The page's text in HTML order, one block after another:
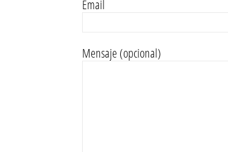
Email
Mensaje (opcional)